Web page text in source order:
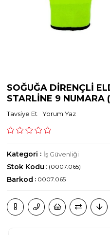
SOĞUĞA DİRENÇLİ
STARLİNE 9 NUMARA
Tavsiye Et Yorum Yaz
Kategori : İş Güvenliği
(0007.065)
Stok Kodu
Barkod : 0007.065